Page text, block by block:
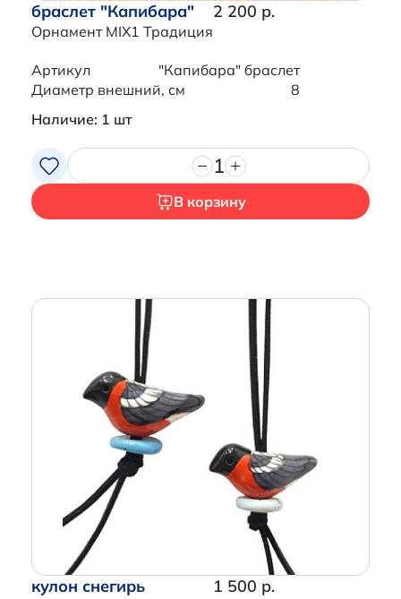
браслет "Капибара"
Орнамент MIX1 Традиция
2 200 р.
Артикул
"Капибара" браслет
Диаметр внешний, см
8
Наличие: 1 шт
1
В корзину
кулон снегирь 1 500 р.